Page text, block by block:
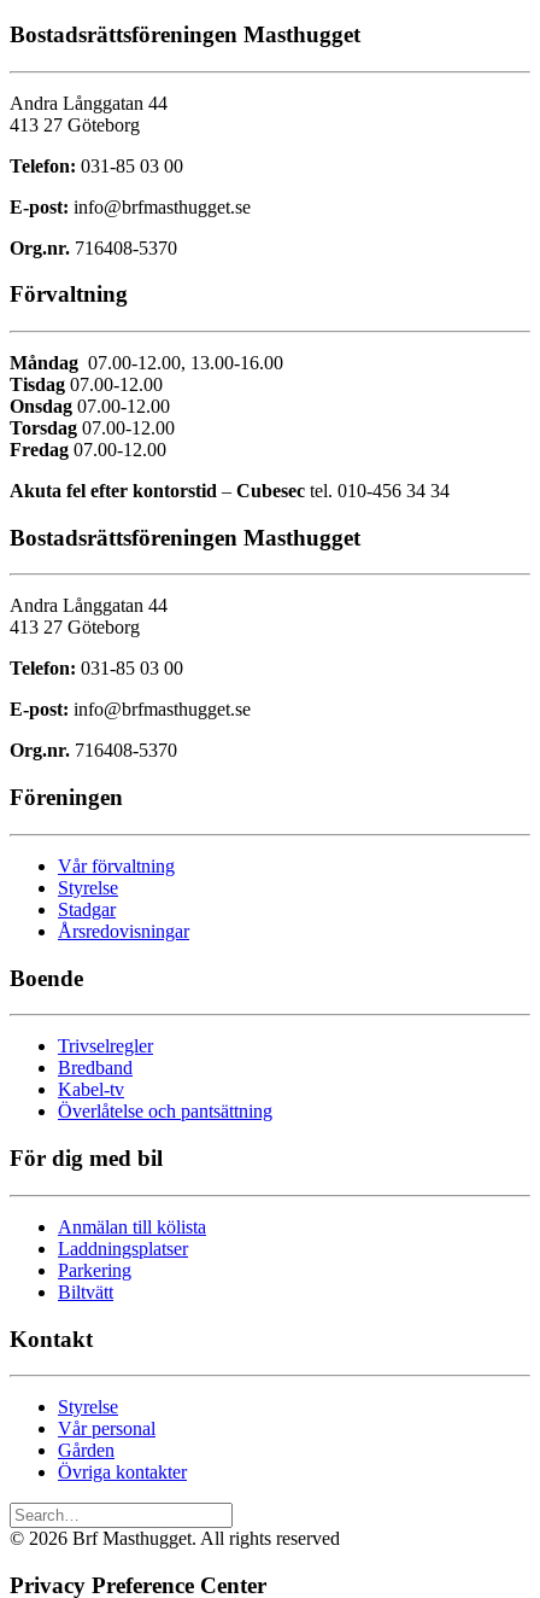
Bostadsrättsföreningen Masthugget
Andra Långgatan 44
413 27 Göteborg
Telefon: 031-85 03 00
E-post: info@brfmasthugget.se
Org.nr. 716408-5370
Förvaltning
Måndag 07.00-12.00, 13.00-16.00
Tisdag 07.00-12.00
Onsdag 07.00-12.00
Torsdag 07.00-12.00
Fredag 07.00-12.00
Akuta fel efter kontorstid – Cubesec tel. 010-456 34 34
Bostadsrättsföreningen Masthugget
Andra Långgatan 44
413 27 Göteborg
Telefon: 031-85 03 00
E-post: info@brfmasthugget.se
Org.nr. 716408-5370
Föreningen
Vår förvaltning
Styrelse
Stadgar
Årsredovisningar
Boende
Trivselregler
Bredband
Kabel-tv
Överlåtelse och pantsättning
För dig med bil
Anmälan till kölista
Laddningsplatser
Parkering
Biltvätt
Kontakt
Styrelse
Vår personal
Gården
Övriga kontakter
© 2026 Brf Masthugget. All rights reserved
Privacy Preference Center